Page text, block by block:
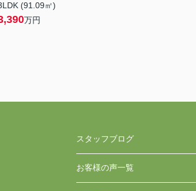
(91.09㎡)
万円
スタッフブログ
お客様の声一覧